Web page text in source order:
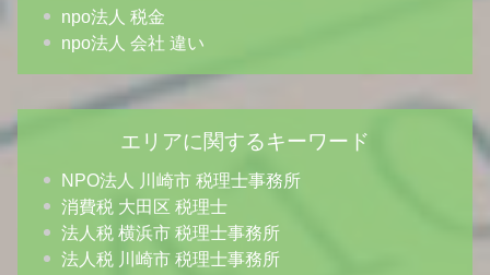
npo法人 税金
npo法人 会社 違い
エリアに関するキーワード
NPO法人 川崎市 税理士事務所
消費税 大田区 税理士
法人税 横浜市 税理士事務所
法人税 川崎市 税理士事務所